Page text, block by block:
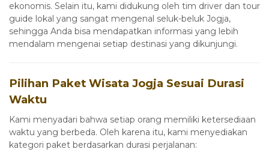
ekonomis. Selain itu, kami didukung oleh tim driver dan tour
guide lokal yang sangat mengenal seluk-beluk Jogja,
sehingga Anda bisa mendapatkan informasi yang lebih
mendalam mengenai setiap destinasi yang dikunjungi.
Pilihan Paket Wisata Jogja Sesuai Durasi
Waktu
Kami menyadari bahwa setiap orang memiliki ketersediaan
waktu yang berbeda. Oleh karena itu, kami menyediakan
kategori paket berdasarkan durasi perjalanan: